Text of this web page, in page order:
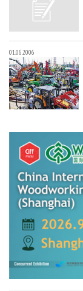
01.06.2006